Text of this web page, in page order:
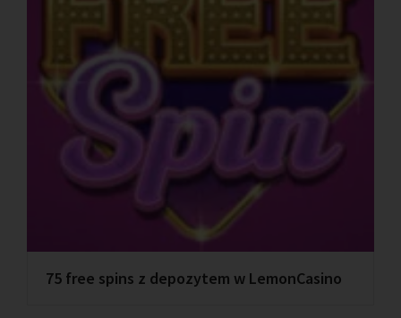
75 free spins z depozytem w LemonCasino